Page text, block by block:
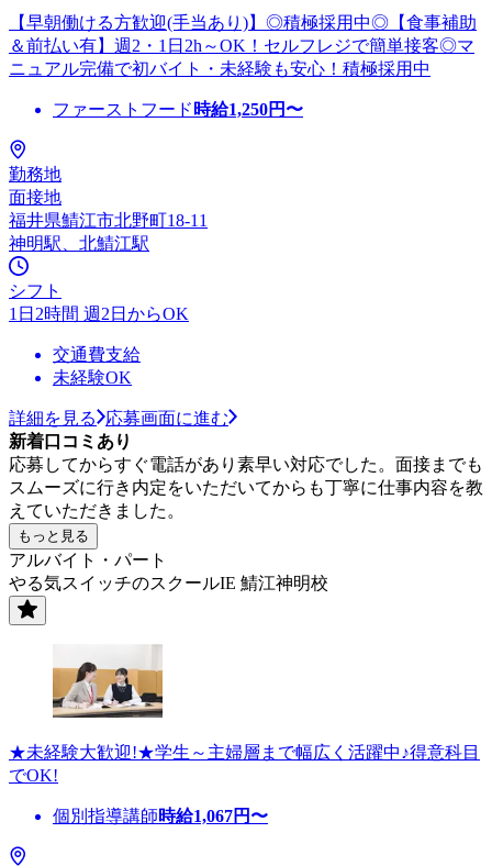
【早朝働ける方歓迎(手当あり)】◎積極採用中◎【食事補助
＆前払い有】週2・1日2h～OK！セルフレジで簡単接客◎マ
ニュアル完備で初バイト・未経験も安心！積極採用中
ファーストフード 時給1,250円〜
勤務地
面接地
福井県鯖江市北野町18-11
神明駅、北鯖江駅
シフト
1日2時間 週2日からOK
交通費支給
未経験OK
詳細を見る
応募画面に進む
新着口コミあり
応募してからすぐ電話があり素早い対応でした。面接までも
スムーズに行き内定をいただいてからも丁寧に仕事内容を教
えていただきました。
もっと見る
アルバイト・パート
やる気スイッチのスクールIE 鯖江神明校
★未経験大歓迎!★学生～主婦層まで幅広く活躍中♪得意科目
でOK!
個別指導講師時給1,067円〜